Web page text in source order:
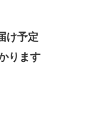
け予定
ります